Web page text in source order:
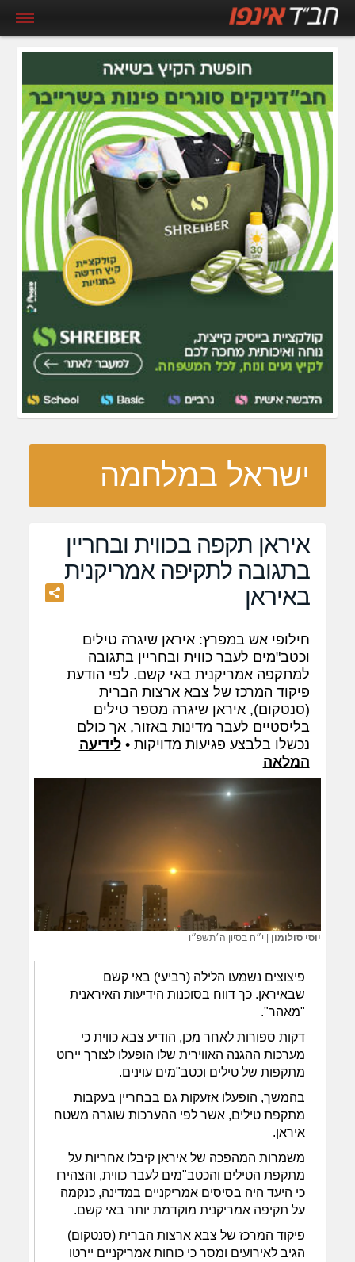
ישראל במלחמה
איראן תקפה בכווית ובחריין
בתגובה לתקיפה אמריקנית
באיראן
חילופי אש במפרץ: איראן שיגרה טילים
וכטב"מים לעבר כווית ובחריין בתגובה
למתקפה אמריקנית באי קשם. לפי הודעת
פיקוד המרכז של צבא ארצות הברית
(סנטקום), איראן שיגרה מספר טילים
בליסטיים לעבר מדינות באזור, אך כולם
נכשלו בלבצע פגיעות מדויקות •לידיעה
המלאה
יוסי סולומון | י״ח בסיון ה׳תשפ״ו
פיצוצים נשמעו הלילה (רביעי) באי קשם
שבאיראן. כך דווח בסוכנות הידיעות האיראנית
"מאהר".
דקות ספורות לאחר מכן, הודיע צבא כווית כי
מערכות ההגנה האווירית שלו הופעלו לצורך יירוט
מתקפות של טילים וכטב"מים עוינים.
בהמשך, הופעלו אזעקות גם בבחריין בעקבות
מתקפת טילים, אשר לפי ההערכות שוגרה משטח
איראן.
משמרות המהפכה של איראן קיבלו אחריות על
מתקפת הטילים והכטב"מים לעבר כווית, והצהירו
כי היעד היה בסיסים אמריקניים במדינה, כנקמה
על תקיפה אמריקנית מוקדמת יותר באי קשם.
פיקוד המרכז של צבא ארצות הברית (סנטקום)
הגיב לאירועים ומסר כי כוחות אמריקניים יירטו